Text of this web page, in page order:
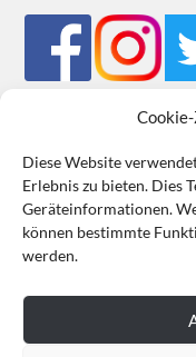
Diese Website
Erlebnis zu bieten. Dies
Geräteinformationen.
können bestimmte
werden.
Mein Bestellkonto
Cookie-Richtlinie
VERTRAG